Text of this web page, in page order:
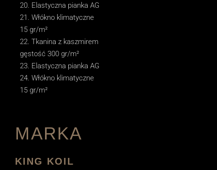
Elastyczna pianka AG
Włókno klimatyczne
15 gr/m²
Tkanina z kaszmirem
gęstość 300 gr/m²
Elastyczna pianka AG
Włókno klimatyczne
15 gr/m²
MARKA
KING KOIL